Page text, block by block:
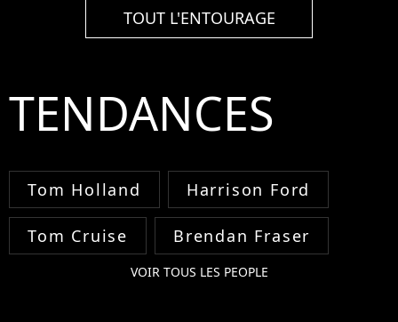
TOUT L'ENTOURAGE
TENDANCES
Tom Holland Harrison Ford
Tom Cruise Brendan Fraser
VOIR TOUS LES PEOPLE